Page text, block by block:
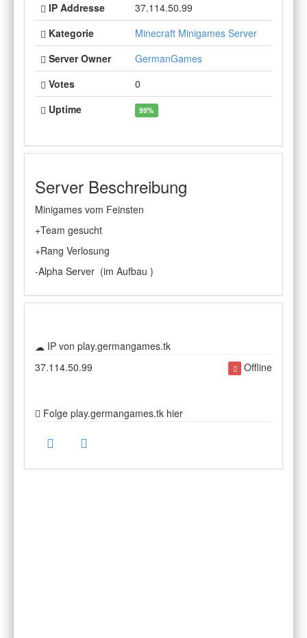
IP Addresse
37.114.50.99
Kategorie
Minecraft Minigames Server
Server Owner
GermanGames
Votes
0
Uptime
99%
Server Beschreibung
Minigames vom Feinsten
+Team gesucht
+Rang Verlosung
-Alpha Server (im Aufbau )
IP von play.germangames.tk
37.114.50.99
Offline
Folge play.germangames.tk hier